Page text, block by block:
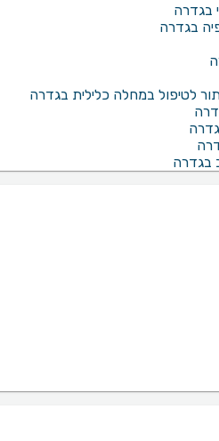
בגדרה
בגדרה
לטיפול במחלה כלילית בגדרה
בגדרה